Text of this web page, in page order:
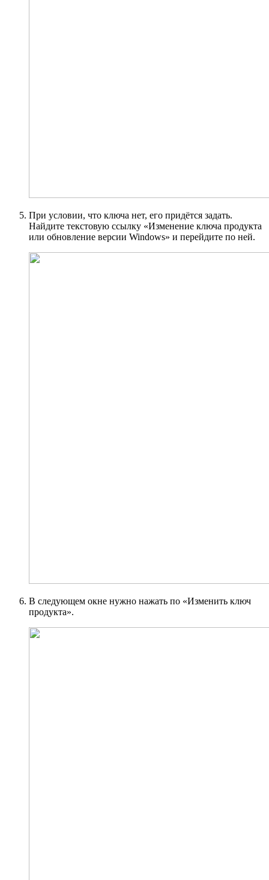
При условии, что ключа нет, его придётся задать.
Найдите текстовую ссылку «Изменение ключа продукта
или обновление версии Windows» и перейдите по ней.
В следующем окне нужно нажать по «Изменить ключ
продукта».